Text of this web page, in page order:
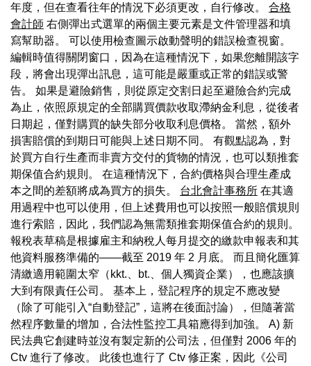
年度，但在查看往年的情況下必須更改，自行修改。 合格
會計師 右側彈出式選單的兩個主要元素是文件管理器和填
寫幫助器。 可以使用檢查圖示啟動聲明的錯誤檢查視窗。
編輯時值得關閉窗口，因為在這種情況下，如果您離開該字
段，將會出現彈出訊息，這可能是嚴重或正常的錯誤或警
告。 如果是避險銷售，則從原定交割日起至避險合約完成
為止，依照原規定的全部購買價款收取滯納金利息，從後者
日期起，僅對購買的缺失部分收取利息價格。 當然，額外
損害賠償的到期日可能與上述日期不同。 有觀點認為，對
於買方自行生產而非賣方交付的貨物的情況，也可以類推套
期保值合約規則。 在這種情況下，合約價格與合理生產成
本之間的差額將成為買方的損失。 台北會計事務所 在其適
用過程中也可以使用，但上述費用也可以按照一般賠償規則
進行索賠，因此，我們認為無需類推套期保值合約的規則。
報稅表草稿是根據雇主和納稅人每月提交的繳款申報表和其
他資料服務準備的——截至 2019 年 2 月底。 而且簡化匯算
清繳適用範圍太窄（kkt.、bt.、個人獨資企業），也應該擴
大到有限責任公司。 基本上，登記程序的規定不應改變
（除了可能引入“自動登記”，這將在後面討論），但隨著當
然程序數量的增加，合法性監控工具箱應得到加強。 A) 新
民法典它創建時並沒有製定新的公司法，但僅對 2006 年的
Ctv 進行了修改。 此後也進行了 Ctv 修正案，因此《公司